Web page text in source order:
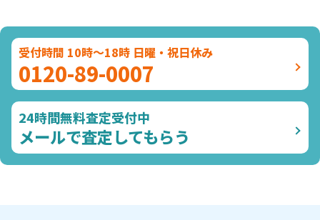
受付時間 10時～18時 日曜・祝日休み
0120-89-0007
24時間無料査定受付中
メールで査定してもらう